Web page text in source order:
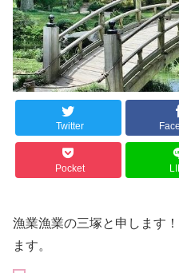
Twitter
Pocket
漁業漁業の三塚と申します
ます。